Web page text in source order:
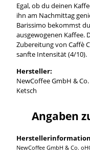
Egal, ob du deinen
ihn am Nachmittag
Barissimo bekommst
ausgewogenen Kaffee.
Zubereitung von Caffè
sanfte Intensität (4/10).
Hersteller:
NewCoffee GmbH &
Ketsch
Angaben
NewCoffee GmbH & Co.